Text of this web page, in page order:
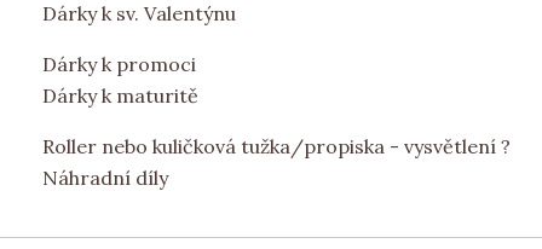
Dárky k sv. Valentýnu
Dárky k promoci
Dárky k maturitě
Roller nebo kuličková tužka/propiska - vysvětlení ?
Náhradní díly